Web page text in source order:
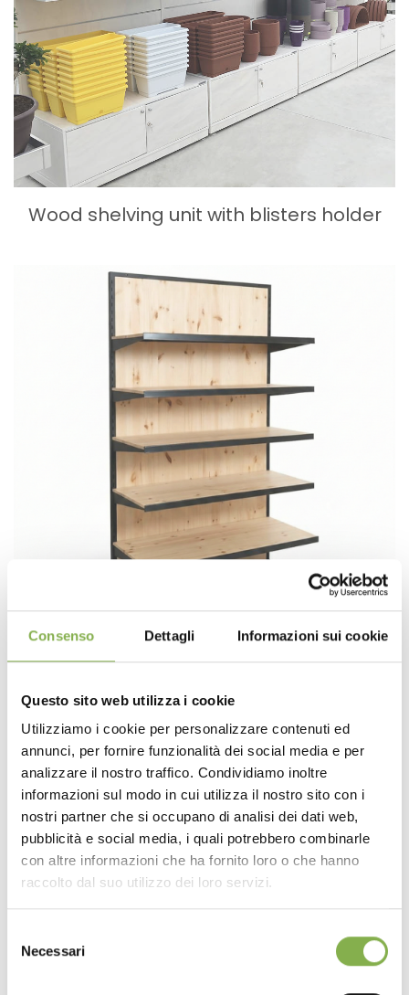
Consenso Dettagli Informazioni sui cookie
Questo sito web utilizza i cookie
Utilizziamo i cookie per personalizzare contenuti ed
annunci, per fornire funzionalità dei social media e per
analizzare il nostro traffico. Condividiamo inoltre
informazioni sul modo in cui utilizza il nostro sito con i
nostri partner che si occupano di analisi dei dati web,
pubblicità e social media, i quali potrebbero combinarle
con altre informazioni che ha fornito loro o che hanno
raccolto dal suo utilizzo dei loro servizi.
delNecessari
Wood shelving unit with blisters holder